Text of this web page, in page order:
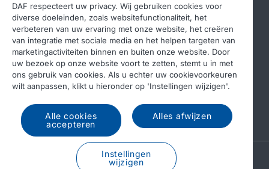
© 2026 DAF Legal notice
Privacy statement
Algemene voorwaarden
DAF en cookies
Income Tax Report
A PACCAR COMPANY
DAF respecteert uw privacy. Wij gebruiken cookies voor
diverse doeleinden, zoals websitefunctionaliteit, het
verbeteren van uw ervaring met onze website, het creëren
van integratie met sociale media en het helpen targeten van
marketingactiviteiten binnen en buiten onze website. Door
uw bezoek op onze website voort te zetten, stemt u in met
ons gebruik van cookies. Als u echter uw cookievoorkeuren
wilt aanpassen, klikt u hieronder op 'Instellingen wijzigen'.
Alle cookies
accepteren
Alles afwijzen
Instellingen
wijzigen